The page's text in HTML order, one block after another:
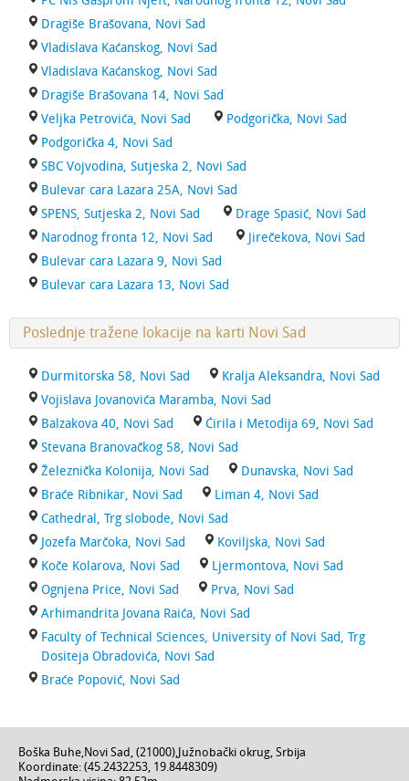
Dragiše Brašovana, Novi Sad
Vladislava Kaćanskog, Novi Sad
Vladislava Kaćanskog, Novi Sad
Dragiše Brašovana 14, Novi Sad
Veljka Petrovića, Novi Sad
Podgorička, Novi Sad
Podgorička 4, Novi Sad
SBC Vojvodina, Sutjeska 2, Novi Sad
Bulevar cara Lazara 25A, Novi Sad
SPENS, Sutjeska 2, Novi Sad
Drage Spasić, Novi Sad
Narodnog fronta 12, Novi Sad
Jirečekova, Novi Sad
Bulevar cara Lazara 9, Novi Sad
Bulevar cara Lazara 13, Novi Sad
Poslednje tražene lokacije na karti Novi Sad
Durmitorska 58, Novi Sad
Kralja Aleksandra, Novi Sad
Vojislava Jovanovića Maramba, Novi Sad
Balzakova 40, Novi Sad
Ćirila i Metodija 69, Novi Sad
Stevana Branovačkog 58, Novi Sad
Železnička Kolonija, Novi Sad
Dunavska, Novi Sad
Braće Ribnikar, Novi Sad
Liman 4, Novi Sad
Cathedral, Trg slobode, Novi Sad
Jozefa Marčoka, Novi Sad
Koviljska, Novi Sad
Koče Kolarova, Novi Sad
Ljermontova, Novi Sad
Ognjena Price, Novi Sad
Prva, Novi Sad
Arhimandrita Jovana Raića, Novi Sad
Faculty of Technical Sciences, University of Novi Sad, Trg
Dositeja Obradovića, Novi Sad
Braće Popović, Novi Sad
Boška Buhe,Novi Sad, (21000), Južnobački okrug, Srbija
Koordinate: (45.2432253, 19.8448309)